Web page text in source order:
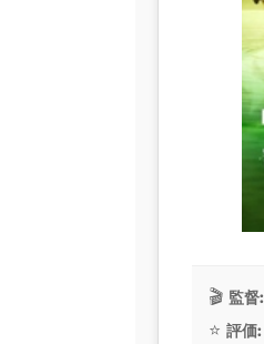
監督:
評価: